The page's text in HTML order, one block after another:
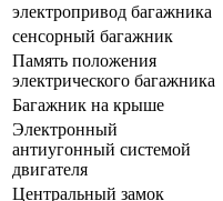
электропривод багажника
сенсорный багажник
Память положения
электрического багажника
Багажник на крыше
Электронный
антиугонный системой
двигателя
Центральный замок